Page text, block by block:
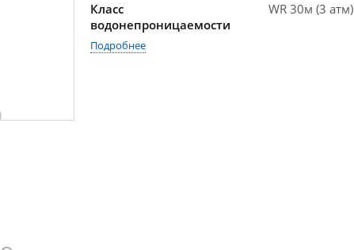
Класс
водонепроницаемости
WR 30м (3 атм)
Подробнее